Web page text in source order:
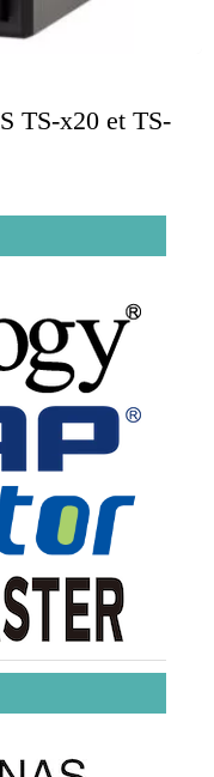
TS-x20 et TS-